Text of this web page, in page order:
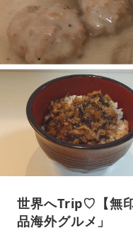
世界へTrip♡【無
品海外グルメ」